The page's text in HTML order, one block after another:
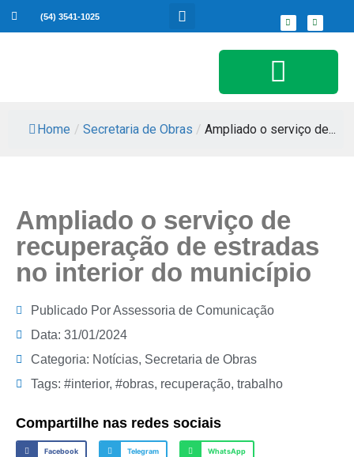
(54) 3541-1025
Home / Secretaria de Obras / Ampliado o serviço de...
Ampliado o serviço de
recuperação de estradas
no interior do município
Publicado PorAssessoria de Comunicação
Data: 31/01/2024
Categoria: Notícias, Secretaria de Obras
Tags: #interior, #obras, recuperação, trabalho
Compartilhe nas redes sociais
Facebook Telegram WhatsApp